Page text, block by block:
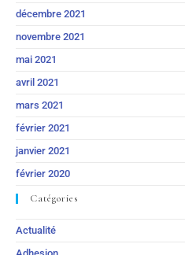
décembre 2021
novembre 2021
mai 2021
avril 2021
mars 2021
février 2021
janvier 2021
février 2020
Catégories
Actualité